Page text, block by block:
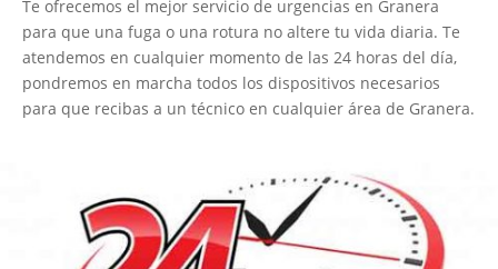
Te ofrecemos el mejor servicio de urgencias en Granera
para que una fuga o una rotura no altere tu vida diaria. Te
atendemos en cualquier momento de las 24 horas del día,
pondremos en marcha todos los dispositivos necesarios
para que recibas a un técnico en cualquier área de Granera.